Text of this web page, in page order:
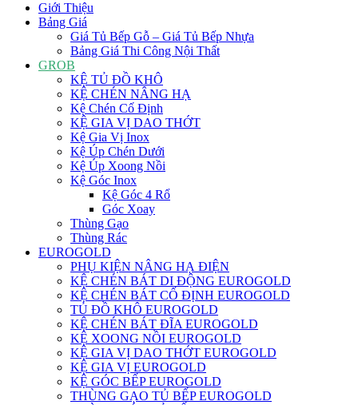
Giới Thiệu
Bảng Giá
Giá Tủ Bếp Gỗ – Giá Tủ Bếp Nhựa
Bảng Giá Thi Công Nội Thất
GROB
KỆ TỦ ĐỒ KHÔ
KỆ CHÉN NÂNG HẠ
Kệ Chén Cố Định
KỆ GIA VỊ DAO THỚT
Kệ Gia Vị Inox
Kệ Úp Chén Dưới
Kệ Úp Xoong Nồi
Kệ Góc Inox
Kệ Góc 4 Rổ
Góc Xoay
Thùng Gạo
Thùng Rác
EUROGOLD
PHỤ KIỆN NÂNG HẠ ĐIỆN
KỆ CHÉN BÁT DI ĐỘNG EUROGOLD
KỆ CHÉN BÁT CỐ ĐỊNH EUROGOLD
TỦ ĐỒ KHÔ EUROGOLD
KỆ CHÉN BÁT ĐĨA EUROGOLD
KỆ XOONG NỒI EUROGOLD
KỆ GIA VỊ DAO THỚT EUROGOLD
KỆ GIA VỊ EUROGOLD
KỆ GÓC BẾP EUROGOLD
THÙNG GẠO TỦ BẾP EUROGOLD